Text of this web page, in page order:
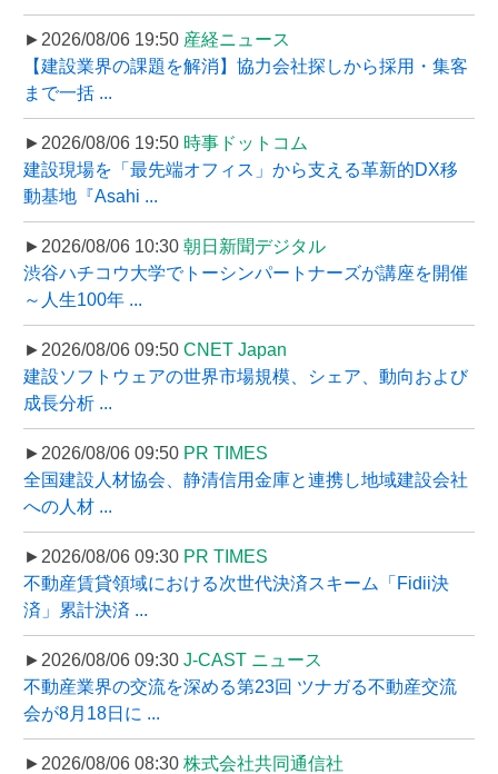
►2026/08/06 19:50 産経ニュース
【建設業界の課題を解消】協力会社探しから採用・集客
まで一括 ...
►2026/08/06 19:50 時事ドットコム
建設現場を「最先端オフィス」から支える革新的DX移
動基地『Asahi ...
►2026/08/06 10:30 朝日新聞デジタル
渋谷ハチコウ大学でトーシンパートナーズが講座を開催
～人生100年 ...
►2026/08/06 09:50 CNET Japan
建設ソフトウェアの世界市場規模、シェア、動向および
成長分析 ...
►2026/08/06 09:50 PR TIMES
全国建設人材協会、静清信用金庫と連携し地域建設会社
への人材 ...
►2026/08/06 09:30 PR TIMES
不動産賃貸領域における次世代決済スキーム「Fidii決
済」累計決済 ...
►2026/08/06 09:30 J-CAST ニュース
不動産業界の交流を深める第23回 ツナガる不動産交流
会が8月18日に ...
►2026/08/06 08:30 株式会社共同通信社